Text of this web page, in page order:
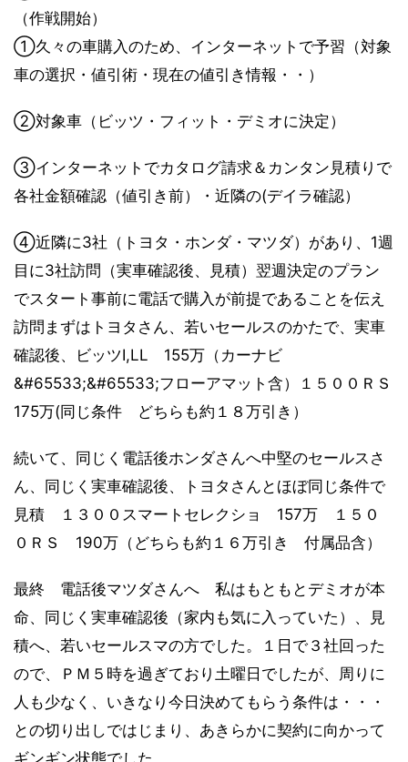
（作戦開始）
①久々の車購入のため、インターネットで予習（対象
車の選択・値引術・現在の値引き情報・・）
②対象車（ビッツ・フィット・デミオに決定）
③インターネットでカタログ請求＆カンタン見積りで
各社金額確認（値引き前）・近隣の(デイラ確認）
④近隣に3社（トヨタ・ホンダ・マツダ）があり、1週
目に3社訪問（実車確認後、見積）翌週決定のプラン
でスタート事前に電話で購入が前提であることを伝え
訪問まずはトヨタさん、若いセールスのかたで、実車
確認後、ビッツI,LL 155万（カーナビ
&#65533;&#65533;フローアマット含）１５００ＲＳ
175万(同じ条件 どちらも約１８万引き）
続いて、同じく電話後ホンダさんへ中堅のセールスさ
ん、同じく実車確認後、トヨタさんとほぼ同じ条件で
見積 １３００スマートセレクショ 157万 １５０
０ＲＳ 190万（どちらも約１６万引き 付属品含）
最終 電話後マツダさんへ 私はもともとデミオが本
命、同じく実車確認後（家内も気に入っていた）、見
積へ、若いセールスマの方でした。１日で３社回った
ので、ＰＭ５時を過ぎており土曜日でしたが、周りに
人も少なく、いきなり今日決めてもらう条件は・・・
との切り出しではじまり、あきらかに契約に向かって
ギンギン状態でした。